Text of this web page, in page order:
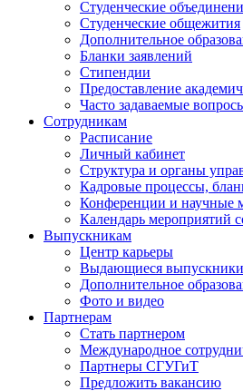
Студенческие
Студенческие общежития
Дополнительное
Бланки заявлений
Стипендии
Предоставление
Часто задаваемые
Сотрудникам
Расписание
Личный кабинет
Структура и органы
Кадровые процессы,
Конференции и научные
Календарь мероприятий
Выпускникам
Центр карьеры
Выдающиеся выпускники
Дополнительное
Фото и видео
Партнерам
Стать партнером
Международное
Партнеры СГУГиТ
Предложить вакансию